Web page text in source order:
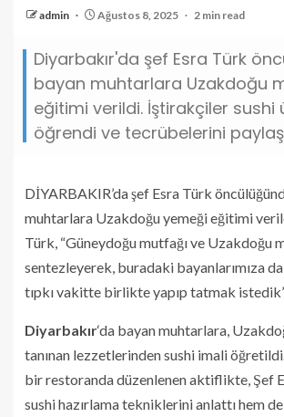
admin Ağustos 8, 2025 2 min read
Diyarbakır'da şef Esra Türk
bayan muhtarlara Uzakdoğu
eğitimi verildi. İştirakçiler sushi
öğrendi ve tecrübelerini
DİYARBAKIR’da şef Esra Türk
muhtarlara Uzakdoğu yemeği eğitimi
Türk, “Güneydoğu mutfağı ve Uzakdoğu
sentezleyerek, buradaki bayanlarımıza
tıpkı vakitte birlikte yapıp tatmak
Diyarbakır‘da bayan muhtarlara,
tanınan lezzetlerinden sushi imali
bir restoranda düzenlenen aktiflikte, Şef
sushi hazırlama tekniklerini anlattı hem